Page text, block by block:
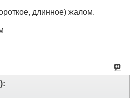
длинное) жалом.